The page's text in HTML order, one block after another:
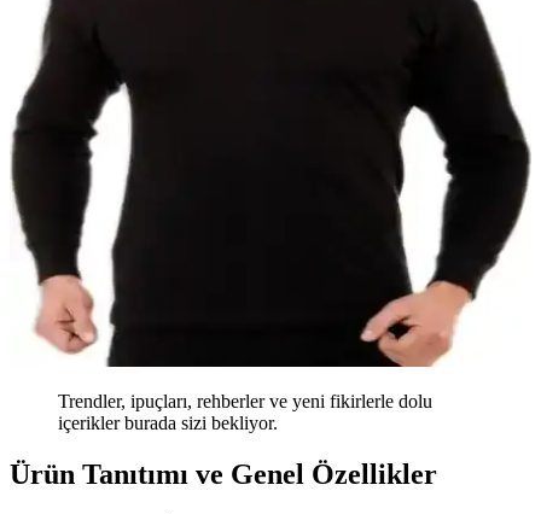
Trendler, ipuçları, rehberler ve yeni fikirlerle dolu
içerikler burada sizi bekliyor.
Ürün Tanıtımı ve Genel Özellikler